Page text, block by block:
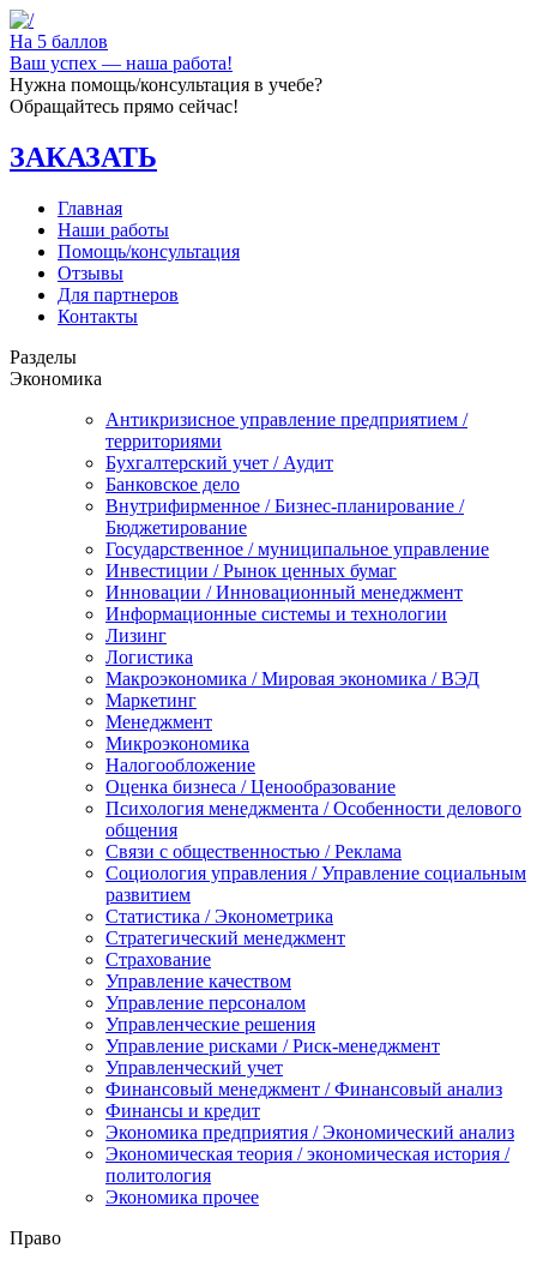
На 5 баллов
Ваш успех — наша работа!
Нужна помощь/консультация в учебе?
Обращайтесь прямо сейчас!
ЗАКАЗАТЬ
Главная
Наши работы
Помощь/консультация
Отзывы
Для партнеров
Контакты
Разделы
Экономика
Антикризисное управление предприятием /
территориями
Бухгалтерский учет / Аудит
Банковское дело
Внутрифирменное / Бизнес-планирование /
Бюджетирование
Государственное / муниципальное управление
Инвестиции / Рынок ценных бумаг
Инновации / Инновационный менеджмент
Информационные системы и технологии
Лизинг
Логистика
Макроэкономика / Мировая экономика / ВЭД
Маркетинг
Менеджмент
Микроэкономика
Налогообложение
Оценка бизнеса / Ценообразование
Психология менеджмента / Особенности делового
общения
Связи с общественностью / Реклама
Социология управления / Управление социальным
развитием
Статистика / Эконометрика
Стратегический менеджмент
Страхование
Управление качеством
Управление персоналом
Управленческие решения
Управление рисками / Риск-менеджмент
Управленческий учет
Финансовый менеджмент / Финансовый анализ
Финансы и кредит
Экономика предприятия / Экономический анализ
Экономическая теория / экономическая история /
политология
Экономика прочее
Право